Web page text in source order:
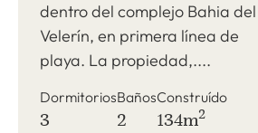
dentro del complejo Bahia del
Velerín, en primera línea de
playa. La propiedad,....
Dormitorios
3
Baños
2
Construído
134m2